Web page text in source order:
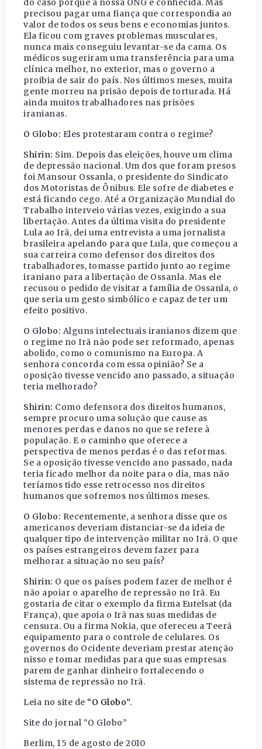
do caso porque a nossa ONG é conhecida. Mas
precisou pagar uma fiança que correspondia ao
valor de todos os seus bens e economias juntos.
Ela ficou com graves problemas musculares,
nunca mais conseguiu levantar-se da cama. Os
médicos sugeriram uma transferência para uma
clínica melhor, no exterior, mas o governo a
proibia de sair do país. Nos últimos meses, muita
gente morreu na prisão depois de torturada. Há
ainda muitos trabalhadores nas prisões
iranianas.
O Globo: Eles protestaram contra o regime?
Shirin: Sim. Depois das eleições, houve um clima
de depressão nacional. Um dos que foram presos
foi Mansour Ossanla, o presidente do Sindicato
dos Motoristas de Ônibus. Ele sofre de diabetes e
está ficando cego. Até a Organização Mundial do
Trabalho interveio várias vezes, exigindo a sua
libertação. Antes da última visita do presidente
Lula ao Irã, dei uma entrevista a uma jornalista
brasileira apelando para que Lula, que começou a
sua carreira como defensor dos direitos dos
trabalhadores, tomasse partido junto ao regime
iraniano para a libertação de Ossanla. Mas ele
recusou o pedido de visitar a família de Ossanla, o
que seria um gesto simbólico e capaz de ter um
efeito positivo.
O Globo: Alguns intelectuais iranianos dizem que
o regime no Irã não pode ser reformado, apenas
abolido, como o comunismo na Europa. A
senhora concorda com essa opinião? Se a
oposição tivesse vencido ano passado, a situação
teria melhorado?
Shirin: Como defensora dos direitos humanos,
sempre procuro uma solução que cause as
menores perdas e danos no que se refere à
população. E o caminho que oferece a
perspectiva de menos perdas é o das reformas.
Se a oposição tivesse vencido ano passado, nada
teria ficado melhor da noite para o dia, mas não
teríamos tido esse retrocesso nos direitos
humanos que sofremos nos últimos meses.
O Globo: Recentemente, a senhora disse que os
americanos deveriam distanciar-se da ideia de
qualquer tipo de intervenção militar no Irã. O que
os países estrangeiros devem fazer para
melhorar a situação no seu país?
Shirin: O que os países podem fazer de melhor é
não apoiar o aparelho de repressão no Irã. Eu
gostaria de citar o exemplo da firma Eutelsat (da
França), que apoia o Irã nas suas medidas de
censura. Ou a firma Nokia, que ofereceu a Teerã
equipamento para o controle de celulares. Os
governos do Ocidente deveriam prestar atenção
nisso e tomar medidas para que suas empresas
parem de ganhar dinheiro fortalecendo o
sistema de repressão no Irã.
Leia no site de “O Globo”.
Site do jornal “O Globo”
Berlim, 15 de agosto de 2010